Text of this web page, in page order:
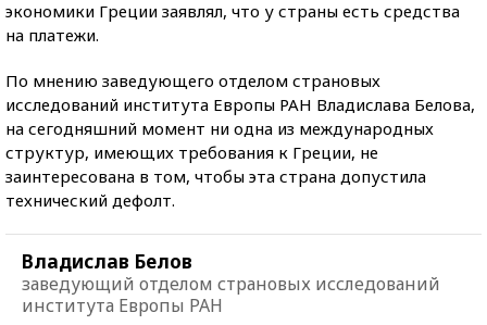
экономики Греции заявлял, что у страны есть средства
на платежи.
По мнению заведующего отделом страновых
исследований института Европы РАН Владислава Белова,
на сегодняшний момент ни одна из международных
структур, имеющих требования к Греции, не
заинтересована в том, чтобы эта страна допустила
технический дефолт.
Владислав Белов
заведующий отделом страновых исследований
института Европы РАН